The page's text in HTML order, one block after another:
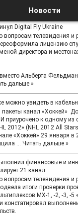
Новости
Digital Fly Ukraine
вопросам телевидения
лицензию
директора и
Альберта
дальше »
можно увидеть в
канал «Хоккей»
приурочено к одному из
2012» (NHL 2012 All
«Хоккей» 29 января в
... Читать дальше »
финансовые и
21 канал
вопросам телевидения
итоги проверки
МХ-1, -2, -3, -5
констатировал